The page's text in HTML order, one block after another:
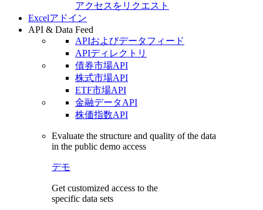
アクセスをリクエスト
Excelアドイン
API & Data Feed
APIおよびデータフィード
APIディレクトリ
債券市場API
株式市場API
ETF市場API
金融データAPI
株価指数API
Evaluate the structure and quality of the data
in the public demo access
デモ
Get customized access to the
specific data sets